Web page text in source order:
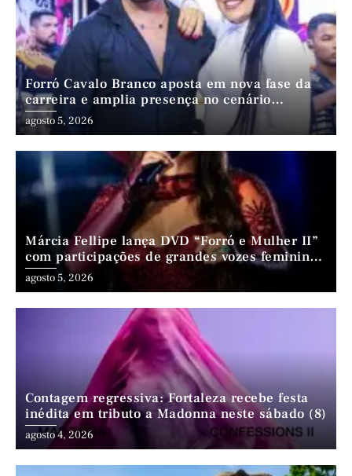
Forró Cavalo Branco aposta em nova fase da
carreira e amplia presença no cenário
nordestino
agosto 5, 2026
Márcia Fellipe lança DVD “Forró e Mulher II”
com participações de grandes vozes femininas
do forró
agosto 5, 2026
Contagem regressiva: Fortaleza recebe festa
inédita em tributo a Madonna neste sábado (8)
agosto 4, 2026